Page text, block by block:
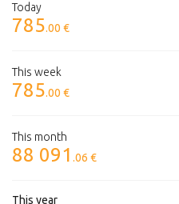
Today
785.00 €
This week
785.00 €
This month
88 091 .06 €
This year